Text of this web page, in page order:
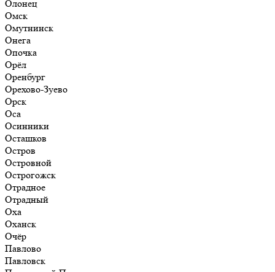
Олонец
Омск
Омутнинск
Онега
Опочка
Орёл
Оренбург
Орехово-Зуево
Орск
Оса
Осинники
Осташков
Остров
Островной
Острогожск
Отрадное
Отрадный
Оха
Оханск
Очёр
Павлово
Павловск